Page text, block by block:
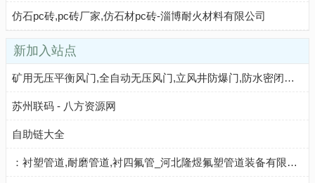
仿石pc砖,pc砖厂家,仿石材pc砖-淄博耐火材料有限公司
新加入站点
矿用无压平衡风门,全自动无压风门,立风井防爆门,防水密闭门_枣庄和顺达机电科技股份有限公司 - 八方资源网
苏州联码 - 八方资源网
自助链大全
：衬塑管道,耐磨管道,衬四氟管_河北隆煜氟塑管道装备有限公司 - 八方资源网